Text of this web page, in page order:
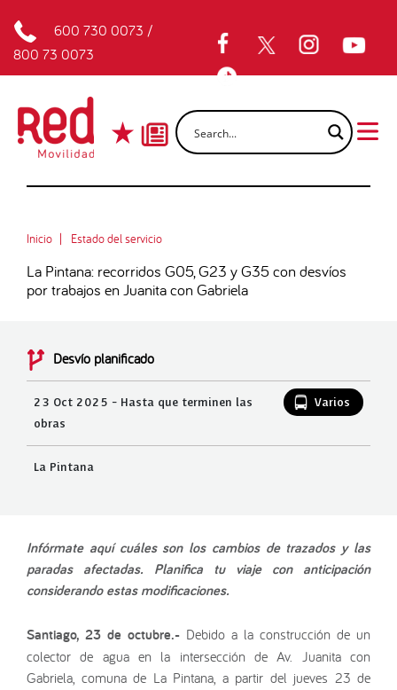
600 730 0073 /
800 73 0073
Inicio Estado del servicio
La Pintana: recorridos G05, G23 y G35 con desvíos
por trabajos en Juanita con Gabriela
Desvío planificado
23 Oct 2025 - Hasta que terminen las
obras
Varios
La Pintana
Infórmate aquí cuáles son los cambios de trazados y las
paradas afectadas. Planifica tu viaje con anticipación
considerando estas modificaciones.
Santiago, 23 de octubre.- Debido a la construcción de un
colector de agua en la intersección de Av. Juanita con
Gabriela, comuna de La Pintana, a partir del jueves 23 de